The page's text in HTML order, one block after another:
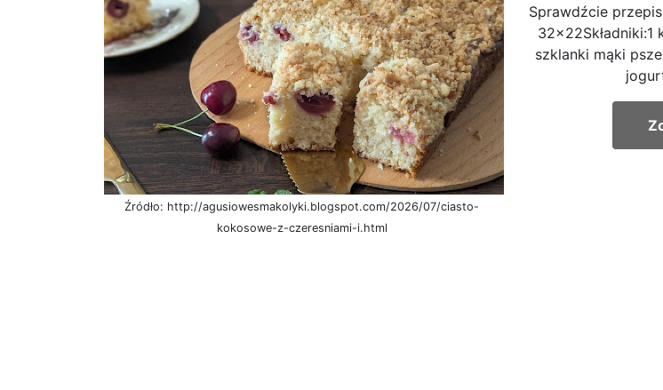
Źródło: http://agusiowesmakolyki.blogspot.com/2026/07/ciasto-
kokosowe-z-czeresniami-i.html
Sprawdźcie
32x22Składniki:1
szklanki mąki